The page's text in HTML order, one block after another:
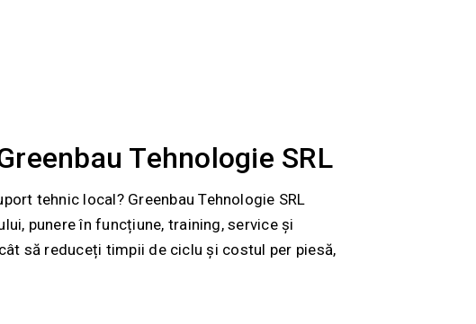
Tehnologie SRL
tehnic local? Greenbau Tehnologie SRL
punere în funcțiune, training, service și
să reduceți timpii de ciclu și costul per piesă,